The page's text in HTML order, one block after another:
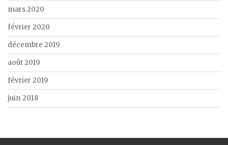
mars 2020
février 2020
décembre 2019
août 2019
février 2019
juin 2018